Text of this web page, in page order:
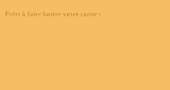
Prêts à faire battre votre coeur :